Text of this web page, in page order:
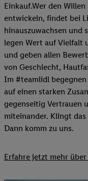
Einkauf.Wer den
entwickeln, findet bei
hinauszuwachsen und
legen Wert auf Vielfalt
und geben allen
von Geschlecht,
Im #teamlidl
auf einen starken
gegenseitig Vertrauen
miteinander. Klingt
Dann komm zu uns.​
Erfahre jetzt mehr über